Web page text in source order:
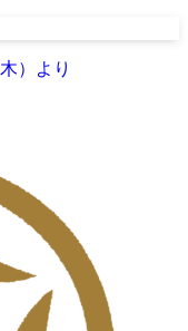
）より